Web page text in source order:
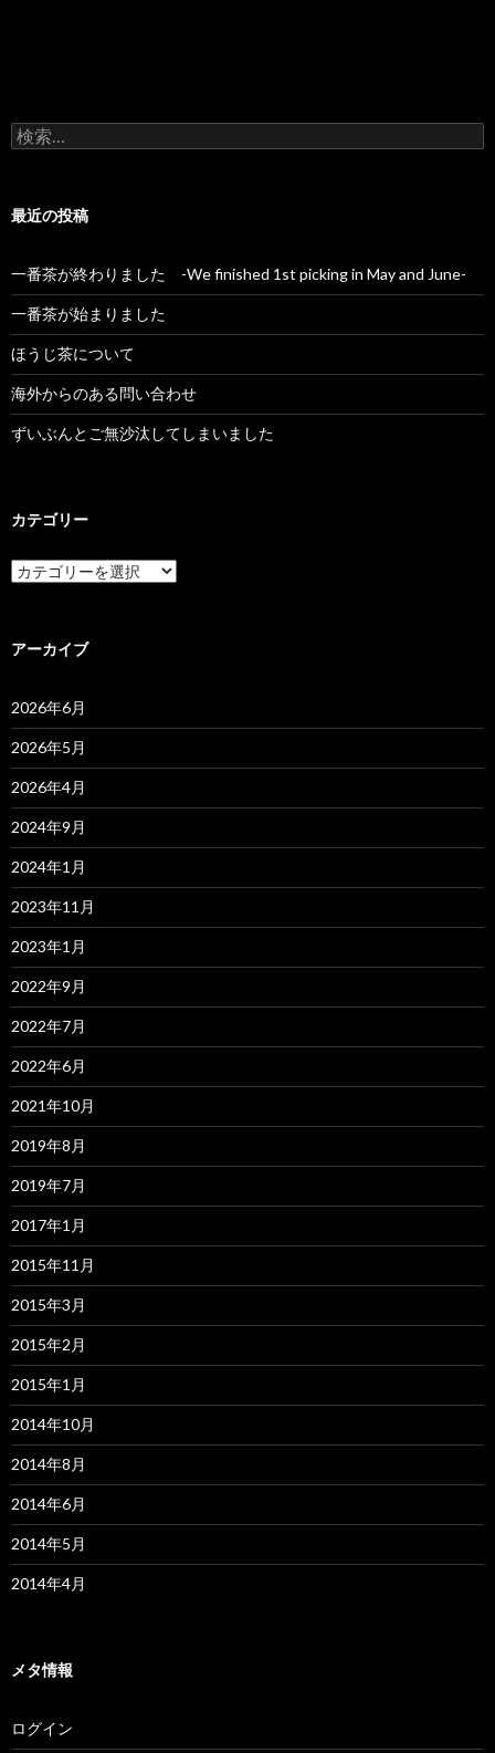
検
索
最近の投稿
一番茶が終わりました -We finished 1st picking in May and June-
一番茶が始まりました
ほうじ茶について
海外からのある問い合わせ
ずいぶんとご無沙汰してしまいました
カテゴリー
カ
テ
ー
アーカイブ
2026年6月
2026年5月
2026年4月
2024年9月
2024年1月
2023年11月
2023年1月
2022年9月
2022年7月
2022年6月
2021年10月
2019年8月
2019年7月
2017年1月
2015年11月
2015年3月
2015年2月
2015年1月
2014年10月
2014年8月
2014年6月
2014年5月
2014年4月
メタ情報
ログイン